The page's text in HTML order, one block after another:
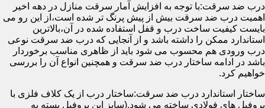
درب ضد سرقت:با توجه به افزایش آمار سرقت منازل در دهه اخیر
اهمیت درب ضد سرقت بیش از پیش پرنگ تر شده است،از این رو می
بایست کیفیت ساخت درب و قفل استفاده شده در آن،بالاترین
استاندارد ممکن را داشته باشد و از آنجایی که درب ضد سرقت نوعی
درب ورودی هم محسوب می شود باید از ظاهری مناسب برخوردار
باشد در ادامه ساختار درب ضد سرقت و همچنین انواع آن را بررسی
خواهیم کرد.
ساختار استاندارد درب ضد سرقت:ساختار درب از یک کلاف فلزی با
پروفیل های فولادی ساخته می شود.(سایز این پروفیل بسته به